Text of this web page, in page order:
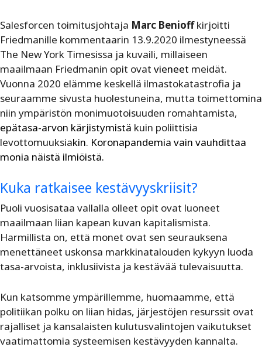
Salesforcen toimitusjohtaja Marc Benioffkirjoitti
Friedmanille kommentaarin 13.9.2020 ilmestyneessä
The New York Timesissa ja kuvaili, millaiseen
maailmaan Friedmanin opit ovat vieneet meidät.
Vuonna 2020 elämme keskellä ilmastokatastrofia ja
seuraamme sivusta huolestuneina, mutta toimettomina
niin ympäristön monimuotoisuuden romahtamista,
epätasa-arvon kärjistymistä kuin poliittisia
levottomuuksiakin. Koronapandemia vain vauhdittaa
monia näistä ilmiöistä.
Kuka ratkaisee kestävyyskriisit?
Puoli vuosisataa vallalla olleet opit ovat luoneet
maailmaan liian kapean kuvan kapitalismista.
Harmillista on, että monet ovat sen seurauksena
menettäneet uskonsa markkinatalouden kykyyn luoda
tasa-arvoista, inklusiivista ja kestävää tulevaisuutta.
Kun katsomme ympärillemme, huomaamme, että
politiikan polku on liian hidas, järjestöjen resurssit ovat
rajalliset ja kansalaisten kulutusvalintojen vaikutukset
vaatimattomia systeemisen kestävyyden kannalta.